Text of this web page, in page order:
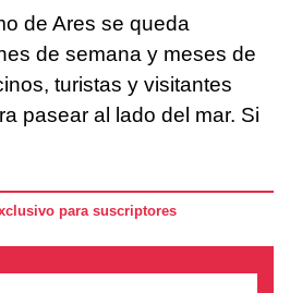
de Ares se queda
de semana y meses de
turistas y visitantes
pasear al lado del mar. Si
para suscriptores